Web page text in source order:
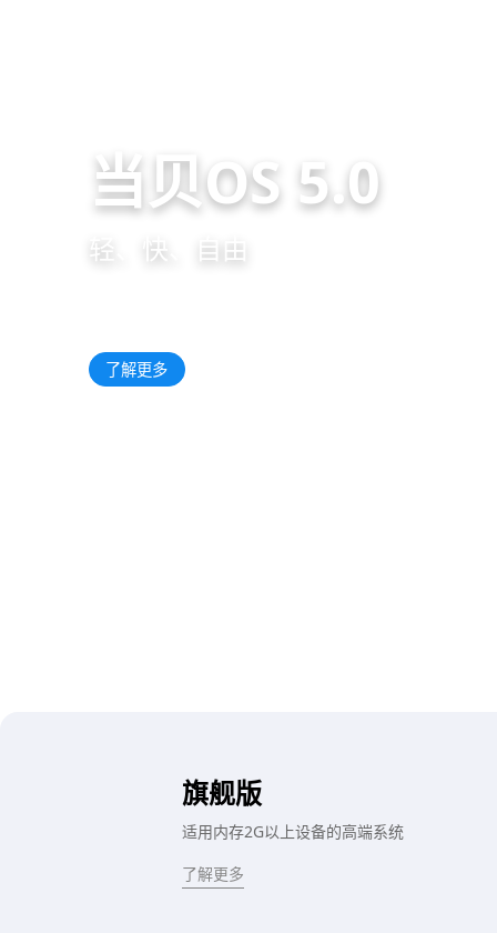
当贝OS 5.0
轻、快、自由
了解更多
旗舰版
适用内存2G以上设备的高端系统
了解更多